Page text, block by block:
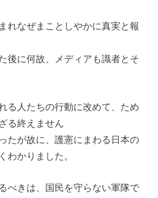
れなぜまことしやかに真実と報
後に何故、メディアも識者とそ
る人たちの行動に改めて、ため
る終えません
たが故に、護憲にまわる日本の
わかりました。
べきは、国民を守らない軍隊で